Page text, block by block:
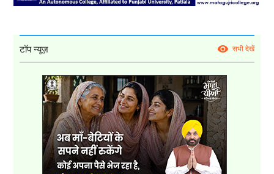
टॉप न्यूज़ सभी देखें